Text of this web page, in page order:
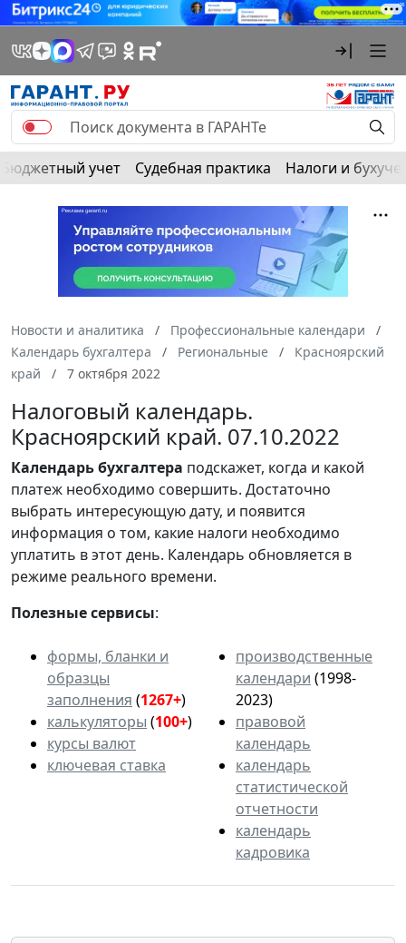
Бюджетный учет Судебная практика Налоги и
Новости и аналитика
Профессиональные календари
Календарь бухгалтера
Региональные
Красноярский
край
7 октября 2022
Налоговый календарь.
Красноярский край. 07.10.2022
Календарьбухгалтера подскажет, когда и какой
платеж необходимо совершить. Достаточно
выбрать интересующую дату, и появится
информация о том, какие налоги необходимо
уплатить в этот день. Календарь обновляется в
режиме реального времени.
Полезные сервисы:
формы, бланки и
образцы
заполнения (1267+)
калькуляторы (100+)
курсы валют
ключевая ставка
производственные
календари (1998-
2023)
правовой
календарь
календарь
статистической
отчетности
календарь
кадровика